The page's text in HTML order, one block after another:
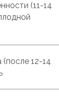
(11-14
12-14